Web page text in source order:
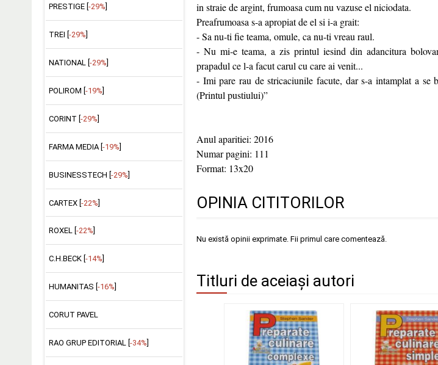
PRESTIGE [ -29%
TREI [ -29%
NATIONAL [ -29%
POLIROM [ -19%
CORINT [ -29%
FARMA MEDIA [ -19%
BUSINESSTECH [-29%]
CARTEX [-22%]
ROXEL [ -22%
C.H.BECK [ -14%
HUMANITAS [ -16%
CORUT PAVEL
RAO GRUP EDITORIAL [ -34%
in straie de argint, frumoasa cum nu vazuse el niciodata.
Preafrumoasa s-a apropiat de el si i-a grait:
- Sa nu-ti fie teama, omule, ca nu-ti vreau raul.
- Nu mi-e teama, a zis printul iesind din adancitura
prapadul ce l-a facut carul cu care ai venit...
- Imi pare rau de stricaciunile facute, dar s-a intamplat a se
(Printul pustiului)”
Anul aparitiei: 2016
Numar pagini: 111
Format: 13x20
OPINIA CITITORILOR
Nu există opinii exprimate. Fii primul care comentează.
Titluri de aceiași autori